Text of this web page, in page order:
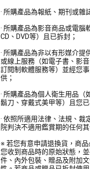
· 所購產品為報紙、期刊或雜
· 所購產品為影音商品或電腦
CD、DVD等）且已拆封；
· 所購產品為非以有形媒介提
或線上服務（如電子書、影音
訂閱制軟體服務等）並經您
供；
· 所購產品為個人衛生用品（
鬍刀、穿戴式美甲等）且您已
· 依照所適用法律、法規、裁
院判決不適用鑑賞期的任何其
※ 若您有意申請退換貨，商
您收到商品時的原始狀態，
件、內外包裝、贈品及附加